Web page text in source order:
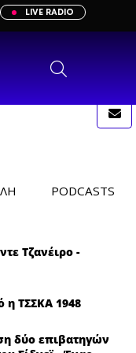
LIVE RADIO
PODCASTS
Τζανέιρο -
η ΤΣΣΚΑ 1948
δύο επιβατηγών